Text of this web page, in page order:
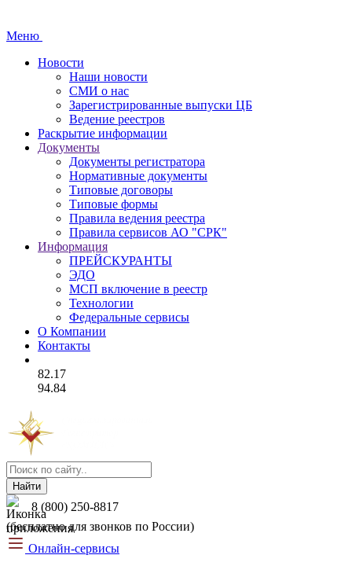
Меню
Новости
Наши новости
СМИ о нас
Зарегистрированные выпуски ЦБ
Ведение реестров
Раскрытие информации
Документы
Документы регистратора
Нормативные документы
Типовые договоры
Типовые формы
Правила ведения реестра
Правила сервисов АО "СРК"
Информация
ПРЕЙСКУРАНТЫ
ЭДО
МСП включение в реестр
Технологии
Федеральные сервисы
О Компании
Контакты
82.17
94.84
Найти
8 (800) 250-8817
(бесплатно для звонков по России)
Онлайн-сервисы